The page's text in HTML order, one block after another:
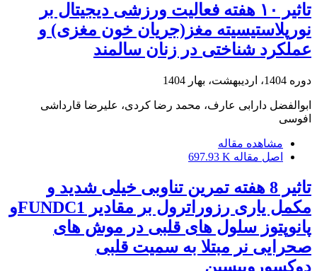
تاثیر ۱۰ هفته فعالیت ورزشی دیجیتال بر
نورپلاستیسیته مغز(جریان خون مغزی) و
عملکرد شناختی در زنان سالمند
دوره 1404، اردیبهشت، بهار 1404
ابوالفضل دارابی عارف، محمد رضا کردی، علیرضا قارداشی
افوسی
مشاهده مقاله
اصل مقاله 697.93 K
تاثیر 8 هفته تمرین تناوبی خیلی شدید و
مکمل یاری رزوراترول بر مقادیر FUNDC1و
پانوپتوز سلول های قلبی در موش های
صحرایی نر مبتلا به سمیت قلبی
دوکسوروبیسین